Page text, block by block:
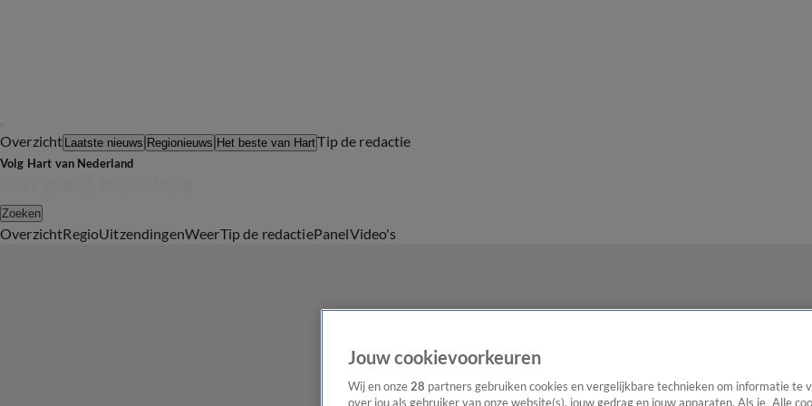
Overzicht Laatste nieuws Regionieuws Het beste van HartTip de redactie
Volg Hart van Nederland
Zoeken
OverzichtRegioUitzendingenWeerTip de redactiePanelVideo's
Jouw cookievoorkeuren
Wij en onze 28 partners gebruiken cookies en vergelijkbare technieken om informatie te
over jou als gebruiker van onze website(s), jouw gedrag en jouw apparaten. Als je „Alle